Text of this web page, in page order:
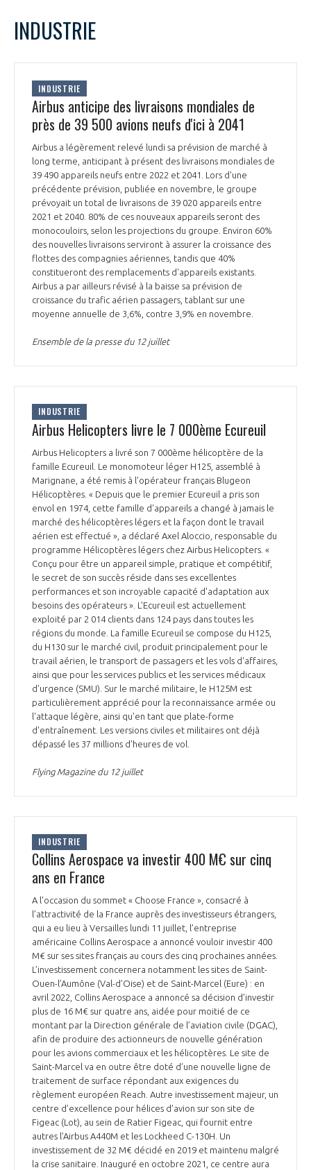
PRÉSENTATION
NOTRE VISION
NOS MISSIONS
NOTRE HISTOIRE
ORGANISATION
LE CONSEIL DU GIFAS
L’ÉQUIPE DU GIFAS
NOS RÉSEAUX À L'INTERNATIONAL
FONCTIONNEMENT
GEADS
COMITÉ AERO PME
STARTAIR
COMMISSIONS ET COMITÉS
ACCOMPAGNEMENT DE NOS ADHÉRENTS
LES PROGRAMMES DU GIFAS
UN ÉCOSYSTÈME INTÉGRÉ ET COHÉRENT
LA MÉDIATION
LA MÉDIATION DANS LA FILIÈRE AÉRONAUTIQUE ET SPATIALE
CLIENTS ET FOURNISSEURS
LA MÉDIATION AU-DELÀ DE LA FILIÈRE AÉRONAUTIQUE ET SPATIALE
PRENDRE CONTACT AVEC LE MÉDIATEUR DE LA FILIÈRE
LE SALON DU BOURGET
L'OBSERVATOIRE
LES ENJEUX
COMPÉTITIVITÉ
EMPLOI & FORMATION
ENVIRONNEMENT
INNOVATION
INTERNATIONALISATION
LES PUBLICATIONS
DOCUMENTS & BROCHURES
RAPPORTS D'ACTIVITÉS
L
1 2
3
12 15 16
18
22 23
INDUSTRIE
INDUSTRIE
Airbus anticipe des livraisons mondiales de
près de 39 500 avions neufs d'ici à 2041
Airbus a légèrement relevé lundi sa prévision de marché à
long terme, anticipant à présent des livraisons mondiales de
39 490 appareils neufs entre 2022 et 2041. Lors d'une
précédente prévision, publiée en novembre, le groupe
prévoyait un total de livraisons de 39 020 appareils entre
2021 et 2040. 80% de ces nouveaux appareils seront des
monocouloirs, selon les projections du groupe. Environ 60%
des nouvelles livraisons serviront à assurer la croissance des
flottes des compagnies aériennes, tandis que 40%
constitueront des remplacements d'appareils existants.
Airbus a par ailleurs révisé à la baisse sa prévision de
croissance du trafic aérien passagers, tablant sur une
moyenne annuelle de 3,6%, contre 3,9% en novembre.
Ensemble de la presse du 12 juillet
INDUSTRIE
Airbus Helicopters livre le 7 000ème Ecureuil
Airbus Helicopters a livré son 7 000ème hélicoptère de la
famille Ecureuil. Le monomoteur léger H125, assemblé à
Marignane, a été remis à l’opérateur français Blugeon
Hélicoptères. « Depuis que le premier Ecureuil a pris son
envol en 1974, cette famille d'appareils a changé à jamais le
marché des hélicoptères légers et la façon dont le travail
aérien est effectué », a déclaré Axel Aloccio, responsable du
programme Hélicoptères légers chez Airbus Helicopters. «
Conçu pour être un appareil simple, pratique et compétitif,
le secret de son succès réside dans ses excellentes
performances et son incroyable capacité d'adaptation aux
besoins des opérateurs ». L'Ecureuil est actuellement
exploité par 2 014 clients dans 124 pays dans toutes les
régions du monde. La famille Ecureuil se compose du H125,
du H130 sur le marché civil, produit principalement pour le
travail aérien, le transport de passagers et les vols d'affaires,
ainsi que pour les services publics et les services médicaux
d'urgence (SMU). Sur le marché militaire, le H125M est
particulièrement apprécié pour la reconnaissance armée ou
l'attaque légère, ainsi qu'en tant que plate-forme
d'entraînement. Les versions civiles et militaires ont déjà
dépassé les 37 millions d'heures de vol.
Flying Magazine du 12 juillet
INDUSTRIE
Collins Aerospace va investir 400 M€ sur cinq
ans en France
A l'occasion du sommet « Choose France », consacré à
l’attractivité de la France auprès des investisseurs étrangers,
qui a eu lieu à Versailles lundi 11 juillet, l’entreprise
américaine Collins Aerospace a annoncé vouloir investir 400
M€ sur ses sites français au cours des cinq prochaines années.
L’investissement concernera notamment les sites de Saint-
Ouen-l’Aumône (Val-d’Oise) et de Saint-Marcel (Eure) : en
avril 2022, Collins Aerospace a annoncé sa décision d’investir
plus de 16 M€ sur quatre ans, aidée pour moitié de ce
montant par la Direction générale de l’aviation civile (DGAC),
afin de produire des actionneurs de nouvelle génération
pour les avions commerciaux et les hélicoptères. Le site de
Saint-Marcel va en outre être doté d’une nouvelle ligne de
traitement de surface répondant aux exigences du
règlement européen Reach. Autre investissement majeur, un
centre d’excellence pour hélices d’avion sur son site de
Figeac (Lot), au sein de Ratier Figeac, qui fournit entre
autres l’Airbus A440M et les Lockheed C-130H. Un
investissement de 32 M€ décidé en 2019 et maintenu malgré
la crise sanitaire. Inauguré en octobre 2021, ce centre aura
Rejoignez une filière d’excellence et développez
Découvrez les avantages d'adhérer au GIFAS.
Rencontres, salons, données sectorielles,
programmes ...